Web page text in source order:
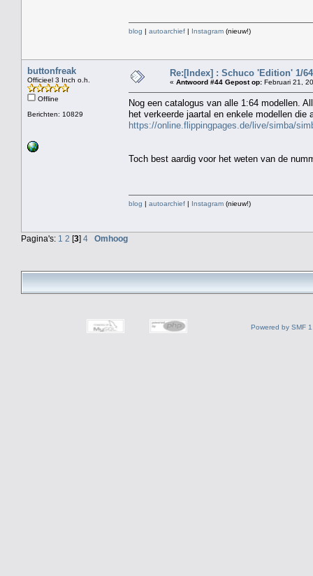
blog | autoarchief | Instagram (nieuw!)
buttonfreak
Officieel 3 Inch o.h.
Offline
Berichten: 10829
Re:[Index] : Schuco 'Edition' 1/64
« Antwoord #44 Gepost op: Februari 21,
Nog een catalogus van alle 1:64 modellen.
het verkeerde jaartal en enkele modellen
https://online.flippingpages.de/live/simba/
Toch best aardig voor het weten van de
blog | autoarchief | Instagram (nieuw!)
Pagina's: 1 2 [3] 4 Omhoog
Powered by SMF